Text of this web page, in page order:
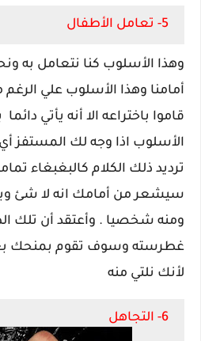
5- تعامل الأطفال
وهذا الأسلوب كنا نتعامل به
أمامنا وهذا الأسلوب علي
قاموا باختراعه الا أنه يأتي
الأسلوب اذا وجه لك المستفز
ترديد ذلك الكلام كالبغبغاء
سيشعر من أمامك انه لا شئ
ومنه شخصيا . وأعتقد أن تلك
غطرسته وسوف تقوم بمنحك
لأنك نلتي منه
6- التجاهل